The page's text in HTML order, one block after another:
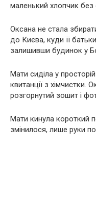
маленький хлопчик без
Оксана не стала
до Києва, куди її
залишивши будинок у
Мати сиділа у просторій
квитанції з
розгорнутий зошит і
Мати кинула короткий
змінилося, лише руки